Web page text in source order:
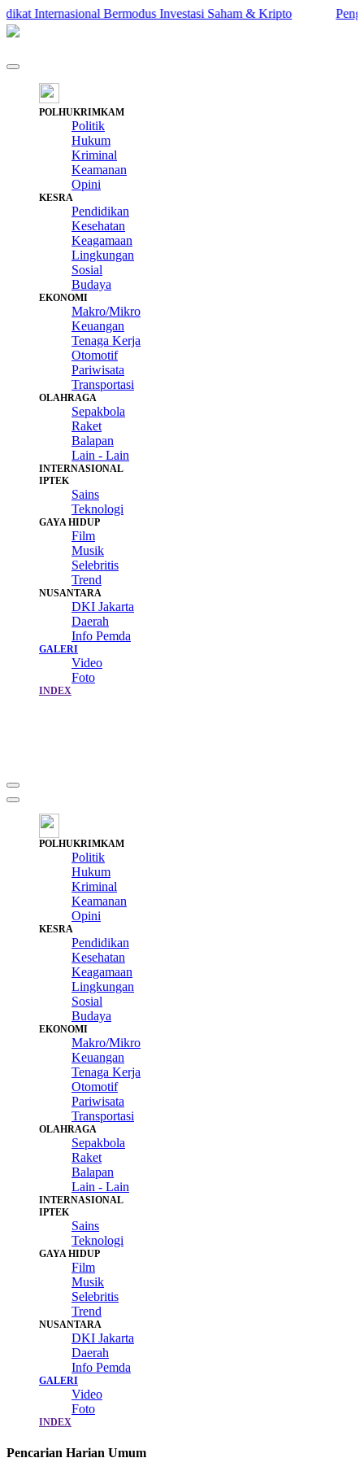
Internasional Bermodus Investasi Saham & Kripto
POLHUKRIMKAM
Politik
Hukum
Kriminal
Keamanan
Opini
KESRA
Pendidikan
Kesehatan
Keagamaan
Lingkungan
Sosial
Budaya
EKONOMI
Makro/Mikro
Keuangan
Tenaga Kerja
Otomotif
Pariwisata
Transportasi
OLAHRAGA
Sepakbola
Raket
Balapan
Lain - Lain
INTERNASIONAL
IPTEK
Sains
Teknologi
GAYA HIDUP
Film
Musik
Selebritis
Trend
NUSANTARA
DKI Jakarta
Daerah
Info Pemda
GALERI
Video
Foto
INDEX
POLHUKRIMKAM
Politik
Hukum
Kriminal
Keamanan
Opini
KESRA
Pendidikan
Kesehatan
Keagamaan
Lingkungan
Sosial
Budaya
EKONOMI
Makro/Mikro
Keuangan
Tenaga Kerja
Otomotif
Pariwisata
Transportasi
OLAHRAGA
Sepakbola
Raket
Balapan
Lain - Lain
INTERNASIONAL
IPTEK
Sains
Teknologi
GAYA HIDUP
Film
Musik
Selebritis
Trend
NUSANTARA
DKI Jakarta
Daerah
Info Pemda
GALERI
Video
Foto
INDEX
Pencarian Harian Umum